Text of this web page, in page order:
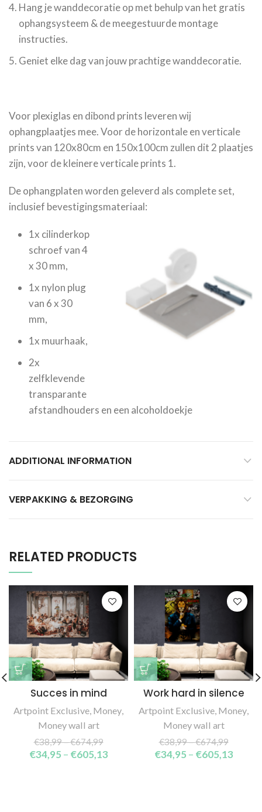
Hang je wanddecoratie op met behulp van het gratis
ophangsysteem & de meegestuurde montage
instructies.
Geniet elke dag van jouw prachtige wanddecoratie.
Voor plexiglas en dibond prints leveren wij
ophangplaatjes mee. Voor de horizontale en verticale
prints van 120x80cm en 150x100cm zullen dit 2 plaatjes
zijn, voor de kleinere verticale prints 1.
De ophangplaten worden geleverd als complete set,
inclusief bevestigingsmateriaal:
1x cilinderkop
schroef van 4
x 30 mm,
1x nylon plug
van 6 x 30
mm,
1x muurhaak,
2x
zelfklevende
transparante
afstandhouders en een alcoholdoekje
ADDITIONAL INFORMATION
VERPAKKING & BEZORGING
RELATED PRODUCTS
Succes in mind
Artpoint Exclusive, Money,
Money wall art
€38,99–€674,99
€34,95 – €605,13
Work hard in silence
Artpoint Exclusive, Money,
Money wall art
€38,99–€674,99
€34,95 – €605,13